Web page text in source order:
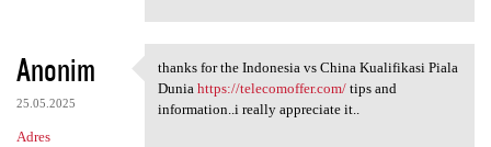
Anonim
25.05.2025
Adres
thanks for the Indonesia vs
thanks for the Indonesia vs China Kualifikasi Piala
Dunia https://telecomoffer.com/tips and
information..i really appreciate it..